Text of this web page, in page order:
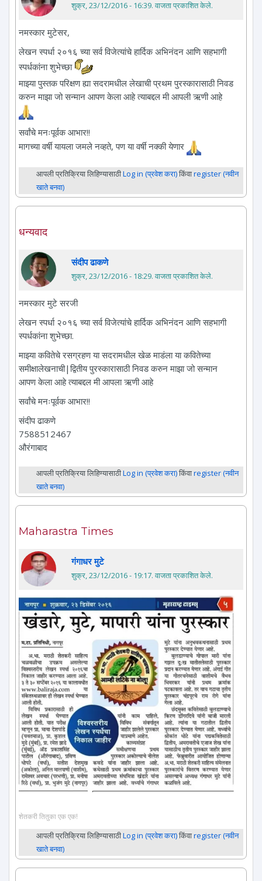
शुक्र, 23/12/2016 - 16:39. वाजता प्रकाशित केले.
नमस्कार मुटेसर,
लेखन स्पर्धा २०१६ च्या सर्व विजेत्यांचे हार्दिक अभिनंदन आणि सहभागी
स्पर्धकांना शुभेच्छा
माझ्या पुस्तक परिक्षण ह्या सदरामधील लेखाची प्रथम पुरस्कारासाठी निवड
करुन माझा जो सन्मान आपण केला आहे त्याबद्दल मी आपली ऋणी आहे
सर्वांचे मनःपूर्वक आभार!!
मागच्या वर्षी यायला जमले नव्हते, पण या वर्षी नक्की येणार
आपली प्रतिक्रिया लिहिण्यासाठीLog in (प्रवेश करा)किंवाregister (नवीन
खाते बनवा)
धन्यवाद
संदीप ढाकणे
शुक्र, 23/12/2016 - 18:29. वाजता प्रकाशित केले.
नमस्कार मुटे सरजी
लेखन स्पर्धा २०१६ च्या सर्व विजेत्यांचे हार्दिक अभिनंदन आणि सहभागी
स्पर्धकांना शुभेच्छा.
माझ्या कवितेचे रसग्रहण या सदरामधील खेळ माडंला या कवितेच्या
समीक्षालेखनाची|द्वितीय पुरस्कारासाठी निवड करुन माझा जो सन्मान
आपण केला आहे त्याबद्दल मी आपला ऋणी आहे
सर्वांचे मनःपूर्वक आभार!!
संदीप ढाकणे
7588512467
औरंगाबाद
आपली प्रतिक्रिया लिहिण्यासाठीLog in (प्रवेश करा)किंवाregister (नवीन
खाते बनवा)
Maharastra Times
गंगाधर मुटे
शुक्र, 23/12/2016 - 19:17. वाजता प्रकाशित केले.
शेतकरी तितुका एक एक!
आपली प्रतिक्रिया लिहिण्यासाठीLog in (प्रवेश करा)किंवाregister (नवीन
खाते बनवा)